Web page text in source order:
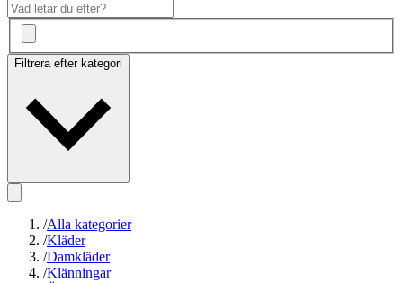
Filtrera efter kategori
/Alla kategorier
/Kläder
/Damkläder
/Klänningar